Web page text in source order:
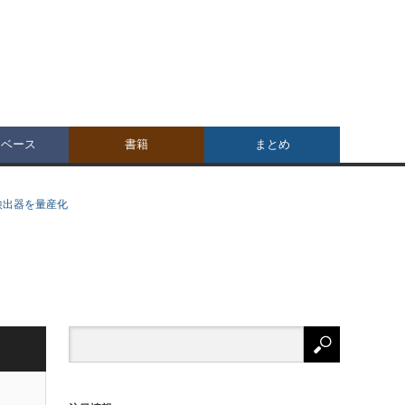
ース 書籍 まとめ
器を量産化